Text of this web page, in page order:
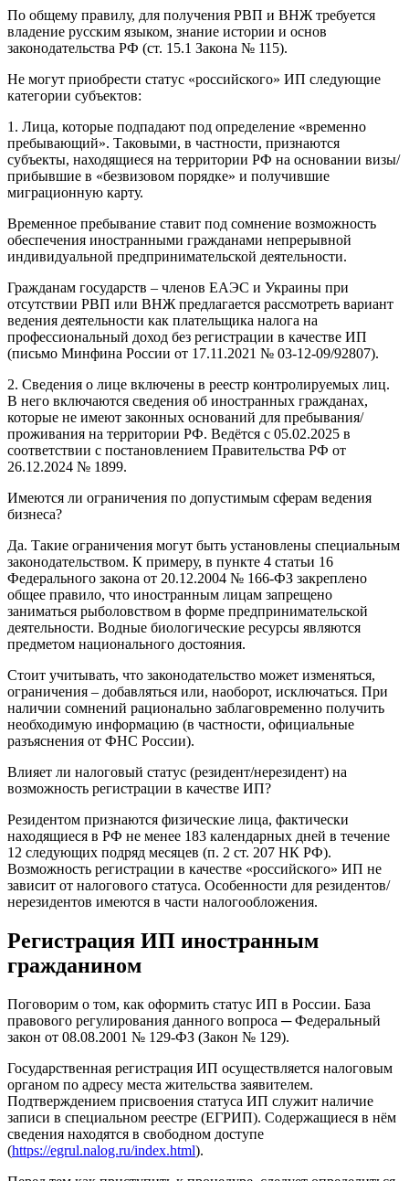
По общему правилу, для получения РВП и ВНЖ требуется
владение русским языком, знание истории и основ
законодательства РФ (ст. 15.1 Закона № 115).
Не могут приобрести статус «российского» ИП следующие
категории субъектов:
1. Лица, которые подпадают под определение «временно
пребывающий». Таковыми, в частности, признаются
субъекты, находящиеся на территории РФ на основании визы/
прибывшие в «безвизовом порядке» и получившие
миграционную карту.
Временное пребывание ставит под сомнение возможность
обеспечения иностранными гражданами непрерывной
индивидуальной предпринимательской деятельности.
Гражданам государств – членов ЕАЭС и Украины при
отсутствии РВП или ВНЖ предлагается рассмотреть вариант
ведения деятельности как плательщика налога на
профессиональный доход без регистрации в качестве ИП
(письмо Минфина России от 17.11.2021 № 03-12-09/92807).
2. Сведения о лице включены в реестр контролируемых лиц.
В него включаются сведения об иностранных гражданах,
которые не имеют законных оснований для пребывания/
проживания на территории РФ. Ведётся с 05.02.2025 в
соответствии с постановлением Правительства РФ от
26.12.2024 № 1899.
Имеются ли ограничения по допустимым сферам ведения
бизнеса?
Да. Такие ограничения могут быть установлены специальным
законодательством. К примеру, в пункте 4 статьи 16
Федерального закона от 20.12.2004 № 166-ФЗ закреплено
общее правило, что иностранным лицам запрещено
заниматься рыболовством в форме предпринимательской
деятельности. Водные биологические ресурсы являются
предметом национального достояния.
Стоит учитывать, что законодательство может изменяться,
ограничения – добавляться или, наоборот, исключаться. При
наличии сомнений рационально заблаговременно получить
необходимую информацию (в частности, официальные
разъяснения от ФНС России).
Влияет ли налоговый статус (резидент/нерезидент) на
возможность регистрации в качестве ИП?
Резидентом признаются физические лица, фактически
находящиеся в РФ не менее 183 календарных дней в течение
12 следующих подряд месяцев (п. 2 ст. 207 НК РФ).
Возможность регистрации в качестве «российского» ИП не
зависит от налогового статуса. Особенности для резидентов/
нерезидентов имеются в части налогообложения.
Регистрация ИП иностранным
гражданином
Поговорим о том, как оформить статус ИП в России. База
правового регулирования данного вопроса ─ Федеральный
закон от 08.08.2001 № 129-ФЗ (Закон № 129).
Государственная регистрация ИП осуществляется налоговым
органом по адресу места жительства заявителем.
Подтверждением присвоения статуса ИП служит наличие
записи в специальном реестре (ЕГРИП). Содержащиеся в нём
сведения находятся в свободном доступе
(https://egrul.nalog.ru/index.html).